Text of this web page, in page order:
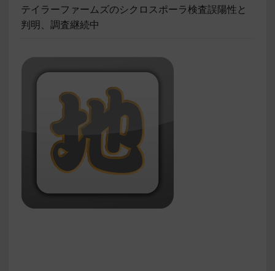
テイラーファームズのシクロスポーラ検査誤陽性と
判明、調査継続中